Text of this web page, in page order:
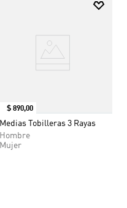
$ 890,00
Medias Tobilleras 3 Rayas
Hombre
Mujer